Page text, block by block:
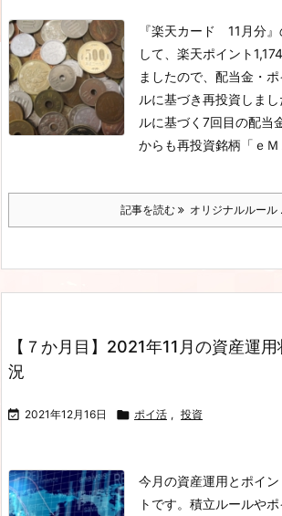
『楽天カード 11月分
して、楽天ポイント
ましたので、配当金・
ルに基づき再投資しま
ルに基づく7回目の配当
からも再投資銘柄「ｅ
記事を読む オリジナルルール
【７か月目】2021年11月の資産運
況
 2021年12月16日  ポイ活 , 投資
今月の資産運用とポイ
トです。積立ルールや